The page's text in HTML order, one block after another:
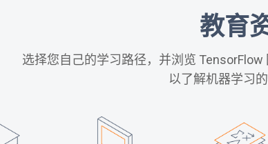
教育
选择您自己的学习路径，并浏览 TensorFlow
以了解机器学习的